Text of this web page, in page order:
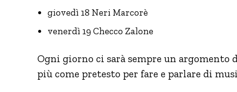
giovedì 18 Neri Marcorè
venerdì 19 Checco Zalone
Ogni giorno ci sarà sempre un argomento
più come pretesto per fare e parlare di